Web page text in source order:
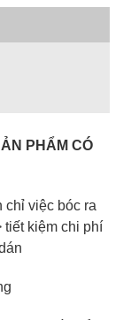
PHẨM CÓ
chỉ việc bóc ra
kiệm chi phí